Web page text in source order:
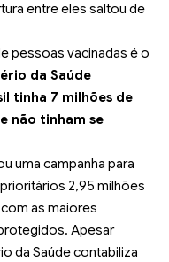
entre eles saltou de
pessoas vacinadas é o
da Saúde
tinha 7 milhões de
não tinham se
uma campanha para
2,95 milhões
as maiores
Apesar
da Saúde contabiliza